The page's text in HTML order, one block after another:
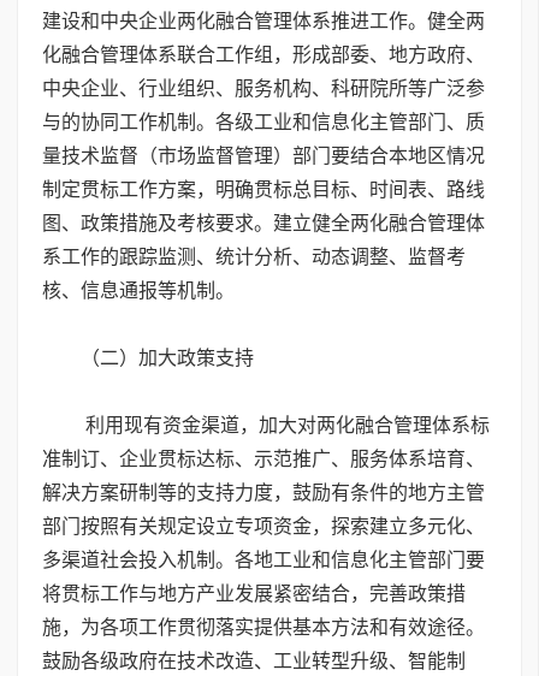
建设和中央企业两化融合管理体系推进工作。健全两
化融合管理体系联合工作组，形成部委、地方政府、
中央企业、行业组织、服务机构、科研院所等广泛参
与的协同工作机制。各级工业和信息化主管部门、质
量技术监督（市场监督管理）部门要结合本地区情况
制定贯标工作方案，明确贯标总目标、时间表、路线
图、政策措施及考核要求。建立健全两化融合管理体
系工作的跟踪监测、统计分析、动态调整、监督考
核、信息通报等机制。
（二）加大政策支持
利用现有资金渠道，加大对两化融合管理体系标
准制订、企业贯标达标、示范推广、服务体系培育、
解决方案研制等的支持力度，鼓励有条件的地方主管
部门按照有关规定设立专项资金，探索建立多元化、
多渠道社会投入机制。各地工业和信息化主管部门要
将贯标工作与地方产业发展紧密结合，完善政策措
施，为各项工作贯彻落实提供基本方法和有效途径。
鼓励各级政府在技术改造、工业转型升级、智能制